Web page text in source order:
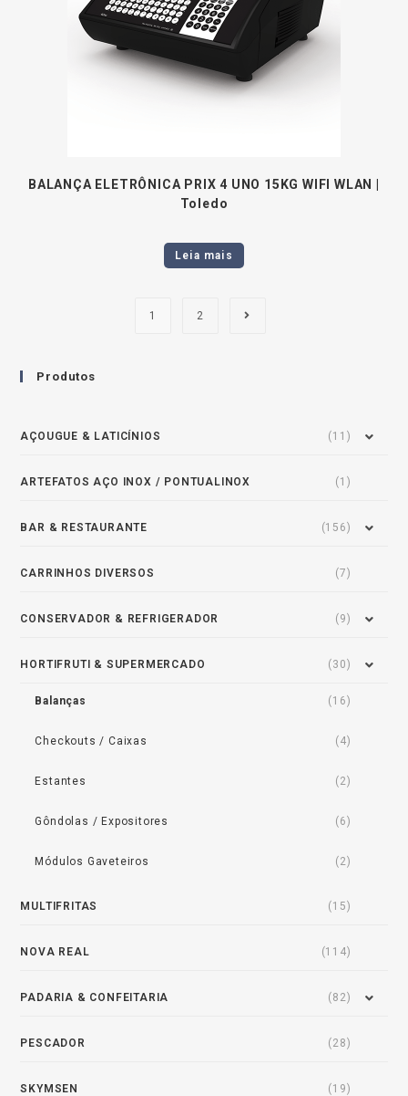
BALANÇA ELETRÔNICA PRIX 4 UNO 15KG WIFI WLAN |
Toledo
Leia mais
1 2
Produtos
AÇOUGUE & LATICÍNIOS (11)
ARTEFATOS AÇO INOX / PONTUALINOX (1)
BAR & RESTAURANTE (156)
CARRINHOS DIVERSOS (7)
CONSERVADOR & REFRIGERADOR (9)
HORTIFRUTI & SUPERMERCADO (30)
Balanças (16)
Checkouts / Caixas (4)
Estantes (2)
Gôndolas / Expositores (6)
Módulos Gaveteiros (2)
MULTIFRITAS (15)
NOVA REAL (114)
PADARIA & CONFEITARIA (82)
PESCADOR (28)
SKYMSEN (19)